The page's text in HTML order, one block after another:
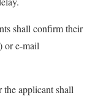
shall confirm their
or e-mail
applicant shall